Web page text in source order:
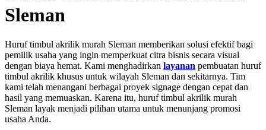
Sleman
Huruf timbul akrilik murah Sleman memberikan solusi efektif bagi
pemilik usaha yang ingin memperkuat citra bisnis secara visual
dengan biaya hemat. Kami menghadirkan layanan pembuatan huruf
timbul akrilik khusus untuk wilayah Sleman dan sekitarnya. Tim
kami telah menangani berbagai proyek signage dengan cepat dan
hasil yang memuaskan. Karena itu, huruf timbul akrilik murah
Sleman layak menjadi pilihan utama untuk menunjang promosi
usaha Anda.